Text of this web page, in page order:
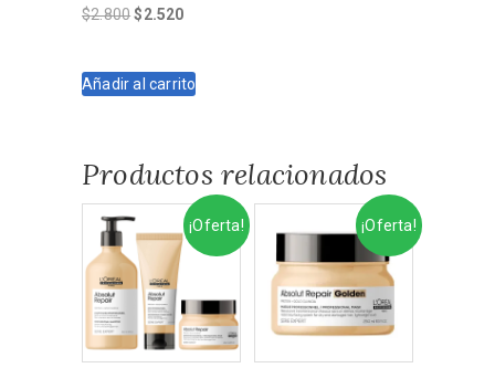
$2.800El
era:
$2.520El
es:
Añadir al carrito
Productos relacionados
¡Oferta! ¡Oferta!